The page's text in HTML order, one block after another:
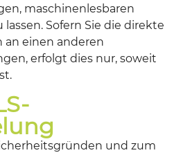
maschinenlesbaren
Sofern Sie die direkte
an einen anderen
erfolgt dies nur, soweit
und zum